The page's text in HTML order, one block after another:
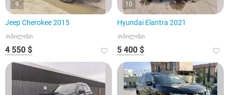
9
Jeep Cherokee 2015
თბილისი
4 550 $
10
Hyundai Elantra 2021
თბილისი
5 400 $